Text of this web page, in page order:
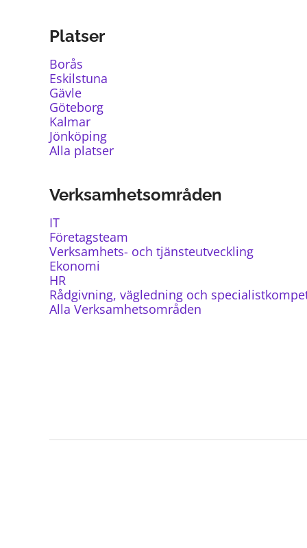
Platser
Borås
Eskilstuna
Gävle
Göteborg
Kalmar
Jönköping
Alla platser
Verksamhetsområden
IT
Företagsteam
Verksamhets- och tjänsteutveckling
Ekonomi
HR
Rådgivning, vägledning och
Alla Verksamhetsområden